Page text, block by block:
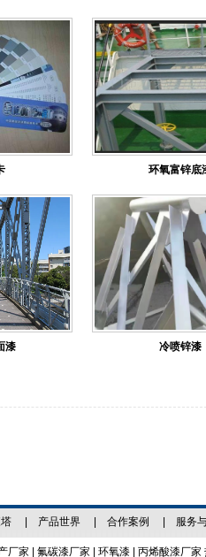
环氧富锌底
漆 冷喷锌漆
产品世界 合作案例 服务
厂家 | 氟碳漆厂家 环氧漆 丙烯酸漆厂家